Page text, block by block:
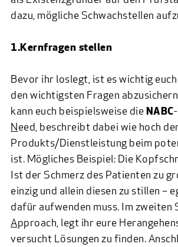
dazu, mögliche Schwachstellen
1.Kernfragen stellen
Bevor ihr loslegt, ist es wichtig
den wichtigsten Fragen
kann euch beispielsweise die NABC
Need, beschreibt dabei wie hoch
Produkts/Dienstleistung beim
ist. Mögliches Beispiel: Die
Ist der Schmerz des Patienten zu
einzig und allein diesen zu stillen –
dafür aufwenden muss. Im zweiten
Approach, legt ihr eure
versucht Lösungen zu finden.